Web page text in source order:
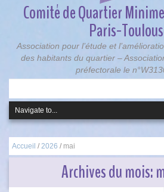
Comité de Quartier
Paris-
Association pour l’étude et
des habitants du quartier –
préfectorale le
Accueil / 2026 / mai
Archives du mois: